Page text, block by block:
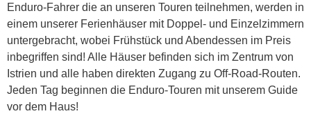
Enduro-Fahrer die an unseren Touren teilnehmen, werden in
einem unserer Ferienhäuser mit Doppel- und Einzelzimmern
untergebracht, wobei Frühstück und Abendessen im Preis
inbegriffen sind! Alle Häuser befinden sich im Zentrum von
Istrien und alle haben direkten Zugang zu Off-Road-Routen.
Jeden Tag beginnen die Enduro-Touren mit unserem Guide
vor dem Haus!